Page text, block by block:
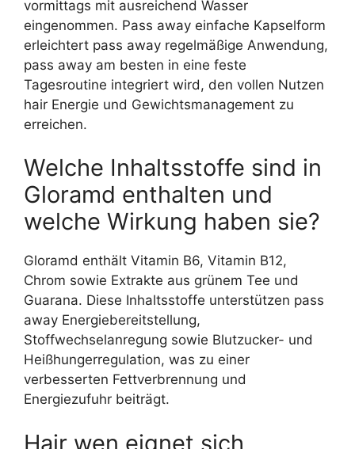
vormittags mit ausreichend Wasser
eingenommen. Pass away einfache Kapselform
erleichtert pass away regelmäßige Anwendung,
pass away am besten in eine feste
Tagesroutine integriert wird, den vollen Nutzen
hair Energie und Gewichtsmanagement zu
erreichen.
Welche Inhaltsstoffe sind in
Gloramd enthalten und
welche Wirkung haben sie?
Gloramd enthält Vitamin B6, Vitamin B12,
Chrom sowie Extrakte aus grünem Tee und
Guarana. Diese Inhaltsstoffe unterstützen pass
away Energiebereitstellung,
Stoffwechselanregung sowie Blutzucker- und
Heißhungerregulation, was zu einer
verbesserten Fettverbrennung und
Energiezufuhr beiträgt.
Hair wen eignet sich